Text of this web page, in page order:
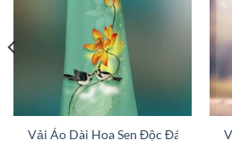
Vải Áo Dài Hoa Sen Độc Đáo AD
46400